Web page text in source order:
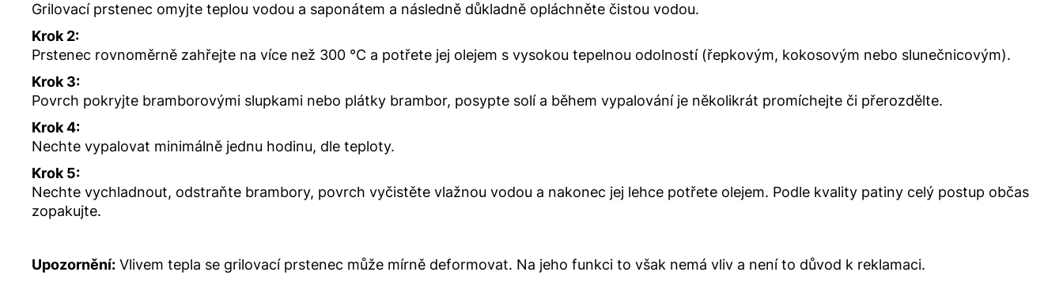
Grilovací prstenec omyjte teplou vodou a saponátem a následně důkladně opláchněte čistou vodou.
Krok 2:
Prstenec rovnoměrně zahřejte na více než 300 °C a potřete jej olejem s vysokou tepelnou odolností (řepkovým, kokosovým nebo slunečnicovým).
Krok 3:
Povrch pokryjte bramborovými slupkami nebo plátky brambor, posypte solí a během vypalování je několikrát promíchejte či přerozdělte.
Krok 4:
Nechte vypalovat minimálně jednu hodinu, dle teploty.
Krok 5:
Nechte vychladnout, odstraňte brambory, povrch vyčistěte vlažnou vodou a nakonec jej lehce potřete olejem. Podle kvality patiny celý postup občas
zopakujte.
Upozornění: Vlivem tepla se grilovací prstenec může mírně deformovat. Na jeho funkci to však nemá vliv a není to důvod k reklamaci.